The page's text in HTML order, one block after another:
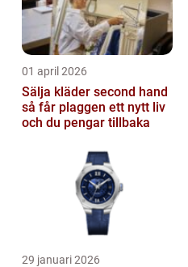
01 april 2026
Sälja kläder second hand
så får plaggen ett nytt liv
och du pengar tillbaka
29 januari 2026